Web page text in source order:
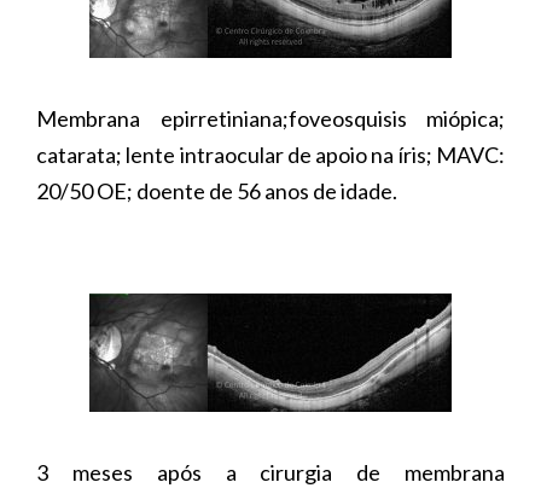
Membrana epirretiniana;foveosquisis miópica;
catarata; lente intraocular de apoio na íris; MAVC:
20/50 OE; doente de 56 anos de idade.
3 meses após a cirurgia de membrana